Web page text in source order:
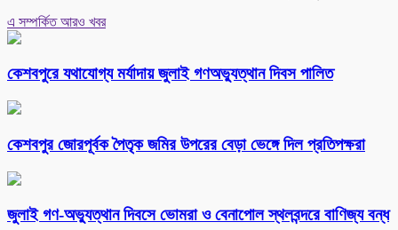
এ সম্পর্কিত আরও খবর
কেশবপুরে যথাযোগ্য মর্যাদায় জুলাই গণঅভ্যুত্থান দিবস পালিত
কেশবপুর জোরপূর্বক পৈতৃক জমির উপরের বেড়া ভেঙ্গে দিল প্রতিপক্ষরা
‎জুলাই গণ-অভ্যুত্থান দিবসে ভোমরা ও বেনাপোল স্থলবন্দরে বাণিজ্য বন্ধ